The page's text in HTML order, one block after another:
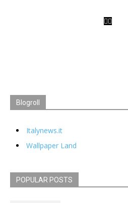
Blogroll
Italynews.it
Wallpaper Land
POPULAR POSTS